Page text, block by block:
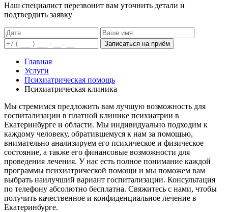
Наш специалист перезвонит вам уточнить детали и
подтвердить заявку
Записаться на приём
Главная
Услуги
Психиатрическая помощь
Психиатрическая клиника
Мы стремимся предложить вам лучшую возможность для
госпитализации в платной клинике психиатрии в
Екатеринбурге и области. Мы индивидуально подходим к
каждому человеку, обратившемуся к нам за помощью,
внимательно анализируем его психическое и физическое
состояние, а также его финансовые возможности для
проведения лечения. У нас есть полное понимание каждой
программы психиатрической помощи и мы поможем вам
выбрать наилучший вариант госпитализации. Консультация
по телефону абсолютно бесплатна. Свяжитесь с нами, чтобы
получить качественное и конфиденциальное лечение в
Екатеринбурге.